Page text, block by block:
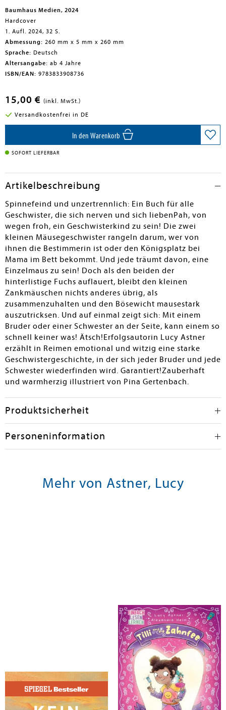
submenu
Baumhaus Medien, 2024
Hardcover
1. Aufl. 2024, 32 S.
Abmessung: 260 mm x 5 mm x 260 mm
Sprache: Deutsch
Altersangabe: ab 4 Jahre
ISBN/EAN: 9783833908736
15,00 € (inkl. MwSt.)
Versandkostenfrei in DE
In den Warenkorb
SOFORT LIEFERBAR
Artikelbeschreibung
Spinnefeind und unzertrennlich: Ein Buch für alle
Geschwister, die sich nerven und sich liebenPah, von
wegen froh, ein Geschwisterkind zu sein! Die zwei
kleinen Mäusegeschwister rangeln darum, wer von
ihnen die Bestimmerin ist oder den Königsplatz bei
Mama im Bett bekommt. Und jede träumt davon, eine
Einzelmaus zu sein! Doch als den beiden der
hinterlistige Fuchs auflauert, bleibt den kleinen
Zankmäuschen nichts anderes übrig, als
zusammenzuhalten und den Bösewicht mausestark
auszutricksen. Und auf einmal zeigt sich: Mit einem
Bruder oder einer Schwester an der Seite, kann einem so
schnell keiner was! Ätsch!Erfolgsautorin Lucy Astner
erzählt in Reimen emotional und witzig eine starke
Geschwistergeschichte, in der sich jeder Bruder und jede
Schwester wiederfinden wird. Garantiert!Zauberhaft
und warmherzig illustriert von Pina Gertenbach.
Produktsicherheit
Personeninformation
Mehr von Astner, Lucy